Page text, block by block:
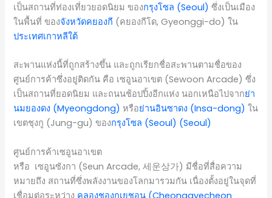
เป็นสถานที่ท่องเที่ยวยอดนิยม ของกรุงโซล (Seoul) ซึ่งเป็นเมือง
ในพื้นที่ ของจังหวัดคยองกี (คยองกีโด, Gyeonggi-do) ใน
ประเทศเกาหลีใต้
สะพานแห่งนี้ที่ถูกสร้างขึ้น และถูกเรียกชื่อสะพานตามชื่อของ
ศูนย์การค้าซึ่งอยู่ติดกัน คือ เซอูนอาเขต (Sewoon Arcade) ซึ่ง
เป็นสถานที่ยอดนิยม และถนนช้อปปิ้งอีกแห่ง นอกเหนือไปจากย่า
นมยองดง (Myeongdong) หรือย่านอินซาดง (Insa-dong) ใน
เขตชุงกู (Jung-gu) ของกรุงโซล (Seoul) (Seoul)
ศูนย์การค้าเซอูนอาเขต
หรือ เซอูนซังกา (Seun Arcade, 세운상가) มีชื่อที่สื่อความ
หมายถึง สถานที่ซึ่งพลังงานของโลกมารวมกัน เนื่องตั้งอยู่ในจุดที่
เชื่อมต่อระหว่าง คลองชองกเยชอน (Cheonggyecheon